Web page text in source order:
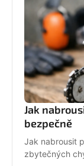
Jak
bezpečně
Jak nabrousit
zbytečných